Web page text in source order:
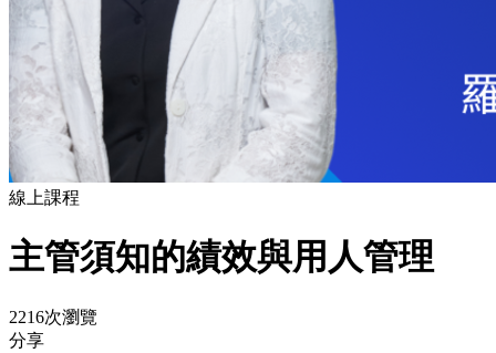
線上課程
主管須知的績效與用人管理​
2216次瀏覽
分享